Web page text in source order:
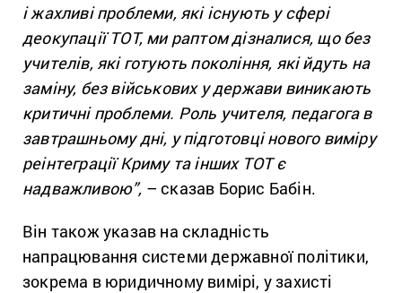
і жахливі проблеми, які існують у сфері
деокупації ТОТ, ми раптом дізналися, що без
учителів, які готують покоління, які йдуть на
заміну, без військових у держави виникають
критичні проблеми. Роль учителя, педагога в
завтрашньому дні, у підготовці нового виміру
реінтеграції Криму та інших ТОТ є
надважливою”, – сказав Борис Бабін.
Він також указав на складність
напрацювання системи державної політики,
зокрема в юридичному вимірі, у захисті